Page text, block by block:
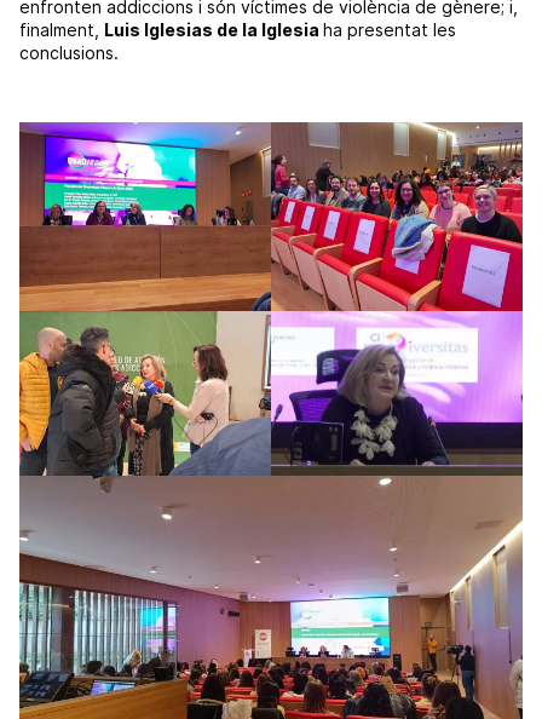
enfronten addiccions i són víctimes de violència de gènere; i,
finalment, Luis Iglesias de la Iglesia ha presentat les
conclusions.